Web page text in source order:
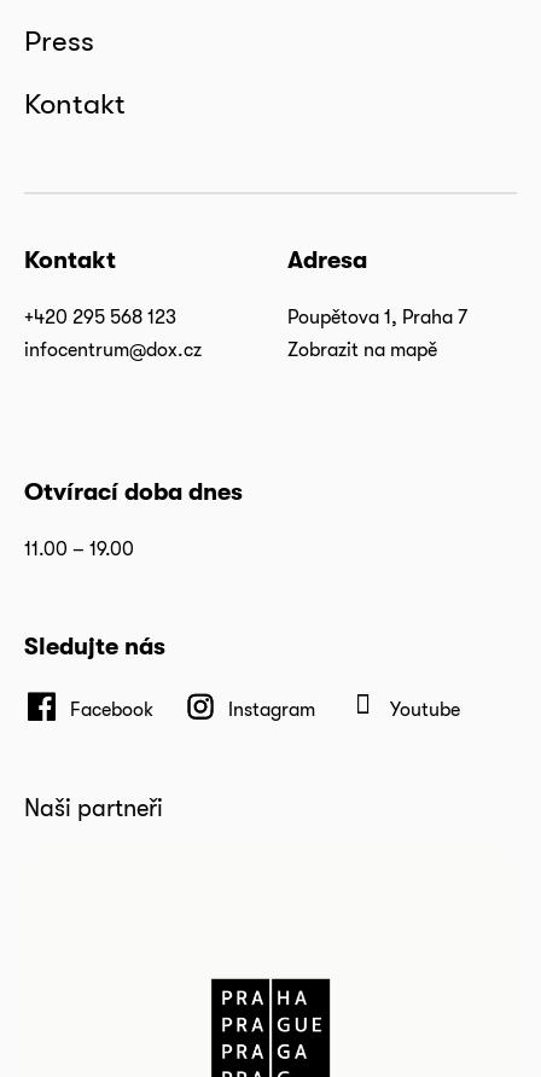
Press
Kontakt
Kontakt
+420 295 568 123
infocentrum@dox.cz
Adresa
Poupětova 1, Praha 7
Zobrazit na mapě
Otvírací doba dnes
11.00 – 19.00
Sledujte nás
Facebook Instagram Youtube
Naši partneři